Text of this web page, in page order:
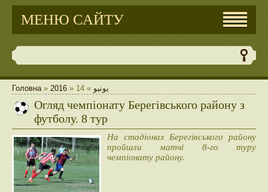
МЕНЮ САЙТУ
Головна» 2016 » يونيو »
14
Огляд чемпіонату Берегівського району з
футболу. 8 тур
На стадіонах Берегівського району
пройшли матчі 8-го туру
чемпіонату району.